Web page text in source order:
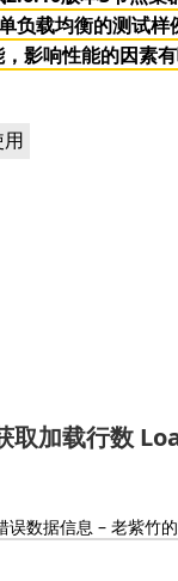
负载均衡的测试样
影响性能的因素
取加载行数
误数据信息 – 老紫竹